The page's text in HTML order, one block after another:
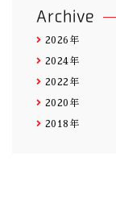
Archive
2026年
2024年
2022年
2020年
2018年